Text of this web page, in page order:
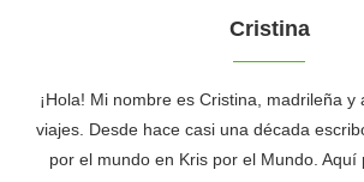
Cristina
¡Hola! Mi nombre es Cristina, madrileña y
viajes. Desde hace casi una década
por el mundo en Kris por el Mundo. Aquí